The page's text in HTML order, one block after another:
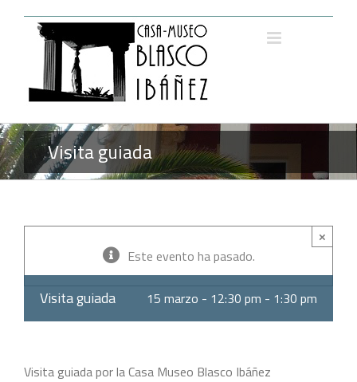
contenido
Visita guiada
×
Este evento ha pasado.
Visita guiada 15 marzo - 12:30 pm - 1:30 pm
Visita guiada por la Casa Museo Blasco Ibáñez